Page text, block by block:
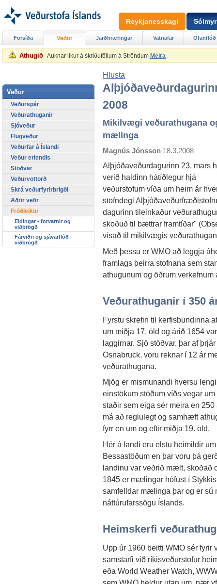
Athugið Auknar líkur á skriðuföllum á Ströndum Meira
Hlusta
2008
Mikilvægi veðurathugana
mælinga
Magnús Jónsson 18.3.2008
Alþjóðaveðurdagurinn 23. mars
verið haldinn hátíðlegur hjá
veðurstofum víða um heim ár
stofndegi
dagurinn tileinkaður
skoðuð til bættrar framtíðar"
vísað til mikilvægis
Með þessu er WMO að leggja
framlags þeirra stofnana sem
athugunum og öðrum
Veðurathuganir í 350
Fyrstu skrefin til kerfisbundinna
um miðja 17. öld og árið 1654
laggirnar. Sjö stöðvar, þar af
Osnabruck, voru reknar í 12 ár
veðurathugana.
Mjög er mismunandi hversu
einstökum stöðum víðs vegar
staðir sem eiga sér meira en
má að reglulegt og samhæft
fyrr en um og eftir miðja 19. öld.
Hér á landi eru elstu heimildir
Bessastöðum en þar voru þá
landinu var veðrið mælt, skoðað
1845 er mælingar hófust í
samfelldar mælinga þar og er
náttúrufarssögu Íslands.
Heimskerfi
Upp úr 1960 beitti WMO sér fyrir
samstarfi við ríkisveðurstofur
eða World Weather Watch,
Forsíða Veður Jarðhræringar Vatnafar Ofanflóð
Veður
Veðurspár
Veðurathuganir
Sjóveður
Flugveður
Veðurfar á Íslandi
Veður erlendis
Stöðvar
Veðurvottorð
Skrá veðurfyrirbrigði
Aðrir vefir
Fróðleikur
Eldingar - forvarnir og
viðbrögð
Fárviðri og sjávarflóð -
viðbrögð
Reykjanesskagi